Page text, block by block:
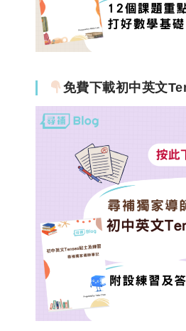
免費下載初中英文